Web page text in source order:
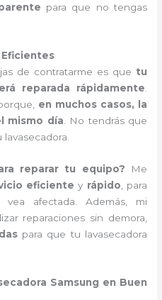
para que no tengas
Eficientes
de contratarme es que tu
reparada rápidamente.
en muchos casos, la
mismo día. No tendrás que
reparar tu equipo? Me
eficiente y rápido , para
afectada. Además, mi
reparaciones sin demora,
para que tu lavasecadora
Samsung en Buen